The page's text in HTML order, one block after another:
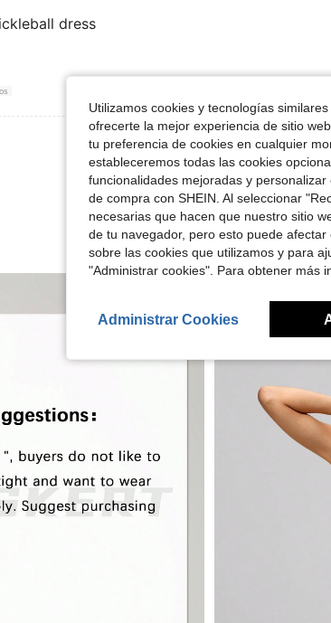
dress
Utilizamos cookies y tecnologías
ofrecerte la mejor experiencia de sitio
tu preferencia de cookies en cualquier
estableceremos todas las cookies
funcionalidades mejoradas y
de compra con SHEIN. Al seleccionar
necesarias que hacen que nuestro sitio
de tu navegador, pero esto puede
sobre las cookies que utilizamos y para
"Administrar cookies". Para obtener más
Administrar Cookies